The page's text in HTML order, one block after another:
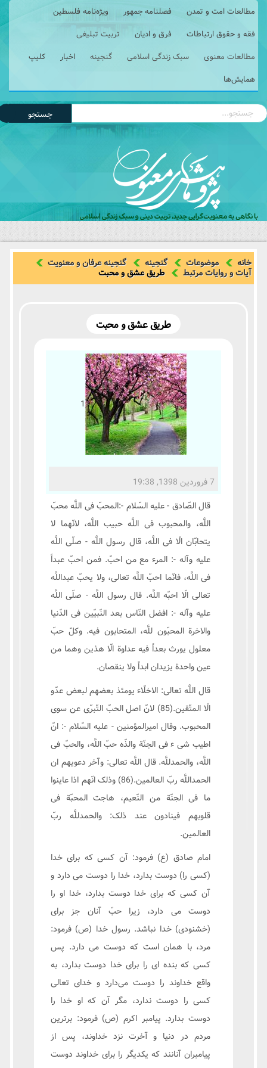
مطالعات امت و تمدن فصلنامه جمهور
ویژه‌نامه فلسطین
فقه و حقوق ارتباطات
فرق و ادیان
تربیت تبلیغی
مطالعات معنوی
سبک زندگی اسلامی گنجینه اخبار
کلیپ
همایش‌ها
جستجو
خانه موضوعات گنجینه گنجینه عرفان و معنویت
آیات و روایات مرتبط طریق عشق و محبت
طریق عشق و محبت
1
7 فروردین 1398, 19:38
قال الصّادق - علیه السّلام -:المحبّ فی اللَّه محبّ
اللَّه، والمحبوب فی اللَّه حبیب اللَّه، لانّهما لا
یتحابّان الّا فی اللَّه، قال رسول اللَّه - صلّی اللَّه
علیه وآله -: المرء مع من احبّ. فمن احبّ عبداً
فی اللَّه، فانّما احبّ اللَّه تعالی، ولا یحبّ عبداللَّه
تعالی الّا احبّه اللَّه. قال رسول اللَّه - صلّی اللَّه
علیه وآله -: افضل النّاس بعد النّبیّین فی الدّنیا
والاخرة المحبّون للَّه، المتحابون فیه. وکلّ حبّ
معلول یورث بعداً فیه عداوة الّا هذین وهما من
عین واحدة یزیدان ابداً ولا ینقصان.
قال اللَّه تعالی: الاخلّاء یومئذ بعضهم لبعض عدّو
الّا المتّقین.(85) لانّ اصل الحبّ التّبرّی عن سوی
المحبوب. وقال امیرالمؤمنین - علیه السّلام -: انّ
اطیب شی ء فی الجنّة والذّه حبّ اللَّه، والحبّ فی
اللَّه، والحمدللَّه. قال اللَّه تعالی: وآخر دعویهم ان
الحمداللَّه ربّ العالمین.(86) وذلک انّهم اذا عاینوا
ما فی الجنّة من النّعیم، هاجت المحبّة فی
قلوبهم فینادون عند ذلک: والحمدللَّه ربّ
العالمین.
امام صادق (ع) فرمود: آن کسی که برای خدا
(کسی را) دوست بدارد، خدا را دوست می دارد و
آن کسی که برای خدا دوست بدارد، خدا او را
دوست می دارد، زیرا حبّ آنان جز برای
(خشنودی) خدا نباشد. رسول خدا (ص) فرمود:
مرد، با همان است که دوست می دارد. پس
کسی که بنده ای را برای خدا دوست بدارد، به
واقع خداوند را دوست می‌دارد و خدای تعالی
کسی را دوست ندارد، مگر آن که او خدا را
دوست بدارد. پیامبر اکرم (ص) فرمود: برترین
مردم در دنیا و آخرت نزد خداوند، پس از
پیامبران آنانند که یکدیگر را برای خداوند دوست